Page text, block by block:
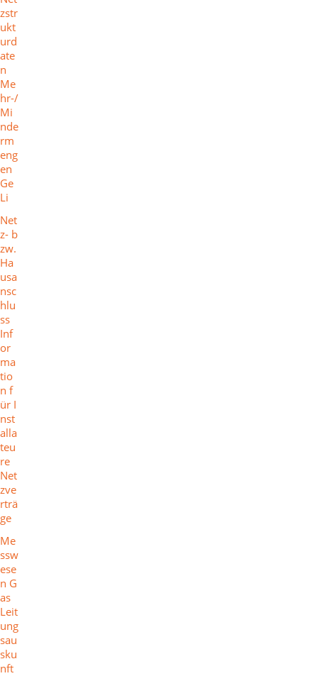
zstr
ukt
urd
ate
n
Me
hr-/
Mi
nde
rm
eng
en
Ge
Li
Net
z- b
zw.
Ha
usa
nsc
hlu
ss
Inf
or
ma
tio
n f
ür I
nst
alla
teu
re
Net
zve
rträ
ge
Me
ssw
ese
n G
as
Leit
ung
sau
sku
nft